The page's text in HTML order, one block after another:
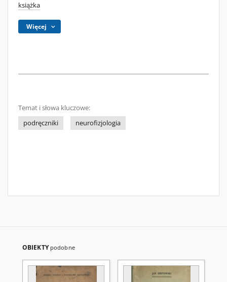
książka
Więcej
Temat i słowa kluczowe:
podręczniki
neurofizjologia
OBIEKTY podobne